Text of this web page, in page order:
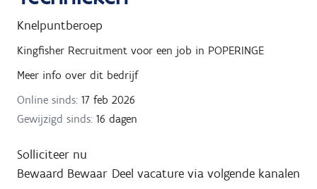
r
Knelpuntberoep
Kingfisher Recruitment voor een job in POPERINGE
Meer info over dit bedrijf
Online sinds: 17 feb 2026
Gewijzigd sinds: 16 dagen
Solliciteer nu
Bewaard Bewaar Deel vacature via volgende kanalen